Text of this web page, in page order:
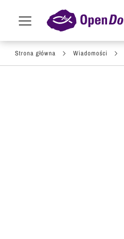
Przejdź do treści
Menu
Strona główna Wiadomości